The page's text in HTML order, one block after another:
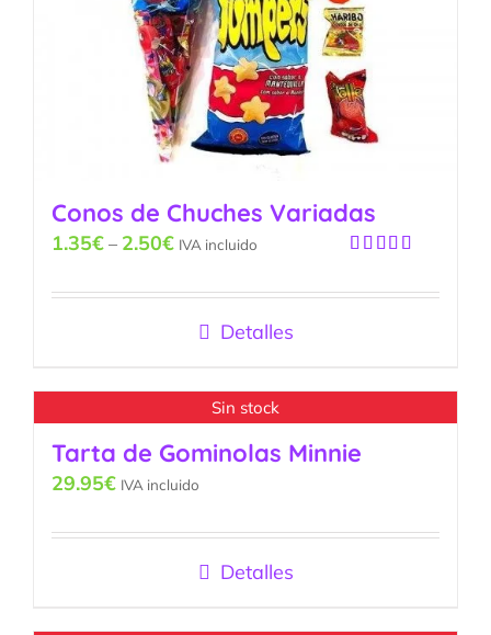
Conos de Chuches Variadas
5
1.35€ – 2.50€ IVA incluido
Detalles
Sin stock
Tarta de Gominolas Minnie
29.95€ IVA incluido
Detalles